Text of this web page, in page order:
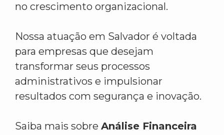
no crescimento organizacional.
Nossa atuação em Salvador é voltada
para empresas que desejam
transformar seus processos
administrativos e impulsionar
resultados com segurança e inovação.
Saiba mais sobre Análise Financeira